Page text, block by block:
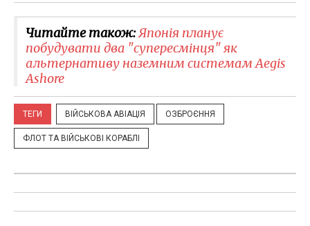
Читайте також:Японія планує
побудувати два "супересмінця" як
альтернативу наземним системам Aegis
Ashore
ТЕГИ ВІЙСЬКОВА АВІАЦІЯ ОЗБРОЄННЯ
ФЛОТ ТА ВІЙСЬКОВІ КОРАБЛІ